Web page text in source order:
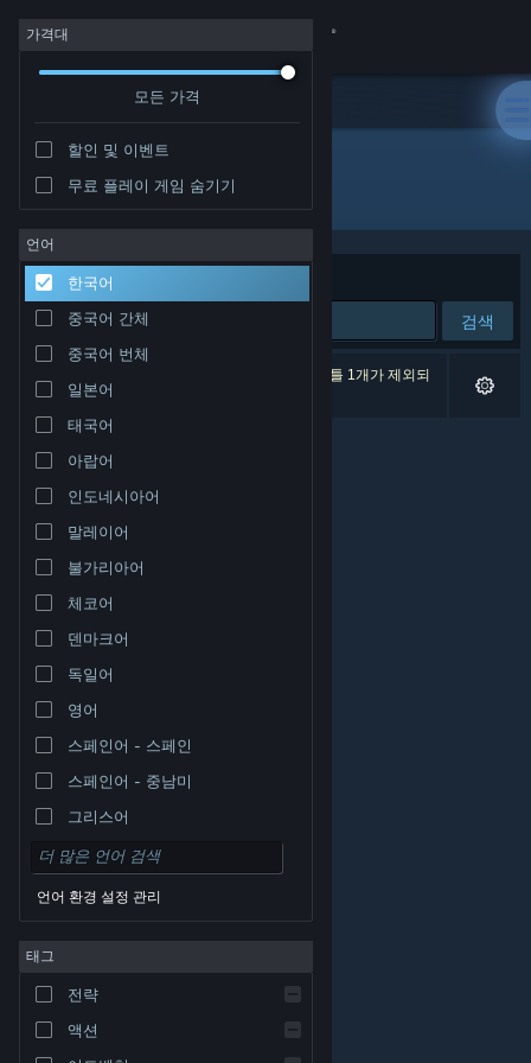
로그인
커뮤니티
정보
지원
언어 변경
Steam 모바일 앱 다운로드
PC 웹사이트 보기
© Valve Corporation. 모든 권리 보유. 모든 상표는 미국
및 기타 국가에서 각각 해당 소유자의 재산입니다.
환불| 쿠키
가격대
모든 가격
할인 및 이벤트
무료 플레이 게임 숨기기
언어
한국어
중국어 간체
중국어 번체
일본어
태국어
아랍어
인도네시아어
말레이어
불가리아어
체코어
덴마크어
독일어
영어
스페인어 - 스페인
스페인어 - 중남미
그리스어
언어 환경 설정 관리
태그
전략
액션
배급사: Cool Computer Zone
정렬 기준 연관성
검색
검색 결과가 0개 있습니다. 환경 설정에 따라 타이틀 1개가 제외되
었습니다.